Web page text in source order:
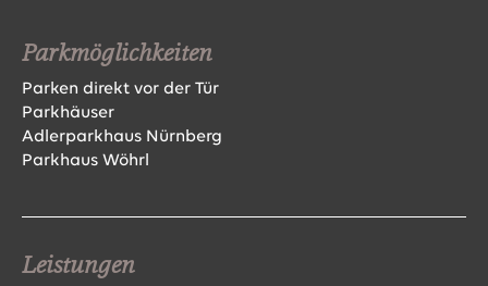
Parkmöglichkeiten
Parken direkt vor der Tür
Parkhäuser
Adlerparkhaus Nürnberg
Parkhaus Wöhrl
Leistungen